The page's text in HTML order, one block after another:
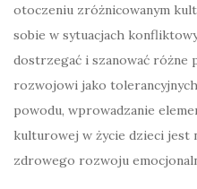
otoczeniu zróżnicowanym
sobie w sytuacjach
dostrzegać i szanować różne
rozwojowi jako
powodu, wprowadzanie
kulturowej w życie dzieci jest
zdrowego rozwoju